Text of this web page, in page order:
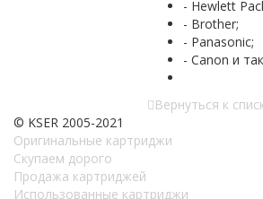
- Hewlett
- Brother;
- Panasonic;
- Canon и
Вернуться к
© KSER 2005-2021
Оригинальные картриджи
Скупаем дорого
Продажа картриджей
Использованные картриджи